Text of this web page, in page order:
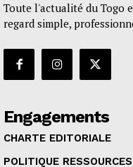
Toute l'actualité du Togo
regard simple,
Engagements
CHARTE EDITORIALE
POLITIQUE